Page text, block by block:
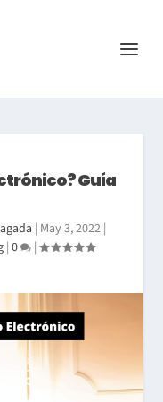
Guía
| May 3, 2022 |
| 0 |